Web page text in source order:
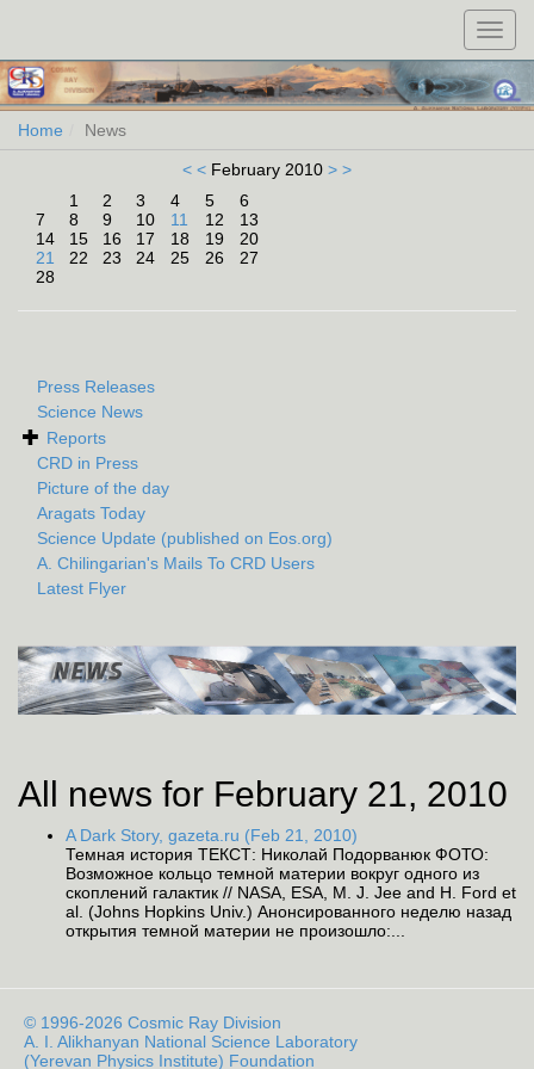
Home News
< < February 2010 > >
1
2 3 4 5
6
7
8 9 10 11 12
13
14
15 16 17 18 19
20
21
22 23 24 25 26
27
28
Press Releases
Science News
Reports
CRD in Press
Picture of the day
Aragats Today
Science Update (published on Eos.org)
A. Chilingarian's Mails To CRD Users
Latest Flyer
All news for February 21, 2010
A Dark Story, gazeta.ru (Feb 21, 2010)
Темная история ТЕКСТ: Николай Подорванюк ФОТО:
Возможное кольцо темной материи вокруг одного из
скоплений галактик // NASA, ESA, M. J. Jee and H. Ford et
al. (Johns Hopkins Univ.) Анонсированного неделю назад
открытия темной материи не произошло:...
© 1996-2026 Cosmic Ray Division
A. I. Alikhanyan National Science Laboratory
(Yerevan Physics Institute) Foundation